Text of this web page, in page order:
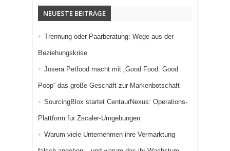
NEUESTE BEITRÄGE
Trennung oder Paarberatung: Wege aus der
Beziehungskrise
Josera Petfood macht mit „Good Food. Good
Poop“ das große Geschäft zur Markenbotschaft
SourcingBlox startet CentaurNexus: Operations-
Plattform für Zscaler-Umgebungen
Warum viele Unternehmen ihre Vermarktung